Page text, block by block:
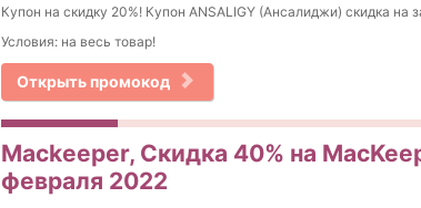
Купон на скидку 20%! Купон ANSALIGY (Ансалиджи) скидка на
Условия: на весь товар!
Открыть промокод
Mackeeper, Скидка 40% на
февраля 2022